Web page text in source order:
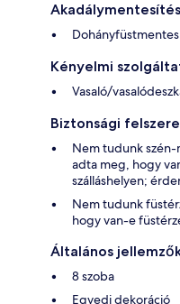
Dohányfüstmentes
Kényelmi
Vasaló/
Biztonsági
Nem tudunk
adta meg, hogy
szálláshelyen;
Nem tudunk
hogy van-e
Általános
8 szoba
Egyedi dekoráció